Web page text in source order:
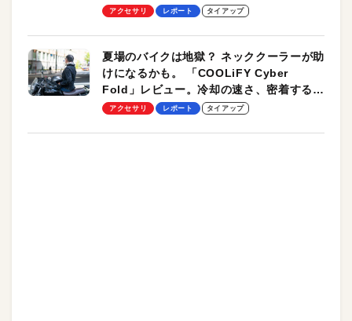
ーも
アクセサリ レポート タイアップ
夏場のバイクは地獄？ ネッククーラーが助
けになるかも。 「COOLiFY Cyber
Fold」レビュー。冷却の速さ、密着する冷
却プレート、シンプルな操作性がグッド！
アクセサリ レポート タイアップ